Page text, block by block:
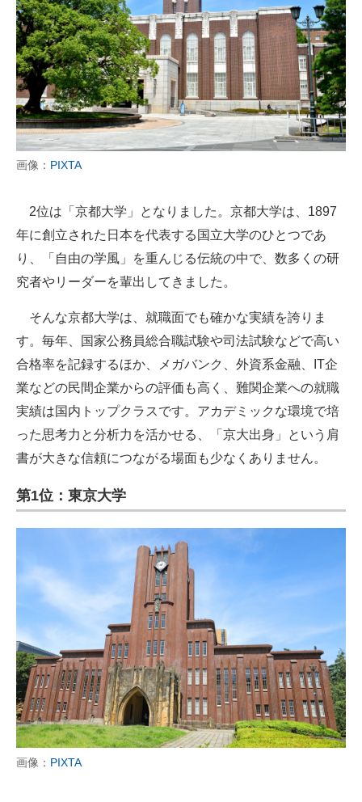
画像： PIXTA
2位は「京都大学」となりました。京都大学は、1897
年に創立された日本を代表する国立大学のひとつであ
り、「自由の学風」を重んじる伝統の中で、数多くの研
究者やリーダーを輩出してきました。
そんな京都大学は、就職面でも確かな実績を誇りま
す。毎年、国家公務員総合職試験や司法試験などで高い
合格率を記録するほか、メガバンク、外資系金融、IT企
業などの民間企業からの評価も高く、難関企業への就職
実績は国内トップクラスです。アカデミックな環境で培
った思考力と分析力を活かせる、「京大出身」という肩
書が大きな信頼につながる場面も少なくありません。
第1位：東京大学
画像： PIXTA